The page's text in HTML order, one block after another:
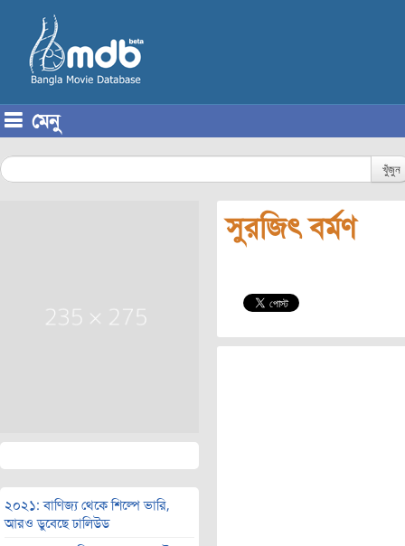
মেনু
খুঁজুন
২০২১: বাণিজ্য থেকে শিল্পে ভারি,
আরও ডুবেছে ঢালিউড
সুরজিৎ বর্মণ